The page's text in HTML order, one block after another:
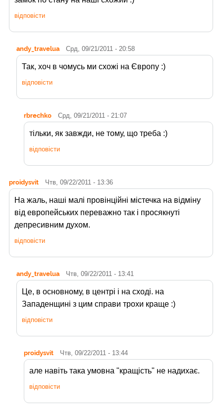
відповісти
andy_travelua Срд, 09/21/2011 - 20:58
Так, хоч в чомусь ми схожі на Європу :)
відповісти
rbrechko Срд, 09/21/2011 - 21:07
тільки, як завжди, не тому, що треба :)
відповісти
proidysvit Чтв, 09/22/2011 - 13:36
На жаль, наші малі провінційні містечка на відміну
від европейських переважно так і просякнуті
депресивним духом.
відповісти
andy_travelua Чтв, 09/22/2011 - 13:41
Це, в основному, в центрі і на сході. на
Западенщині з цим справи трохи краще :)
відповісти
proidysvit Чтв, 09/22/2011 - 13:44
але навіть така умовна "кращість" не надихає.
відповісти